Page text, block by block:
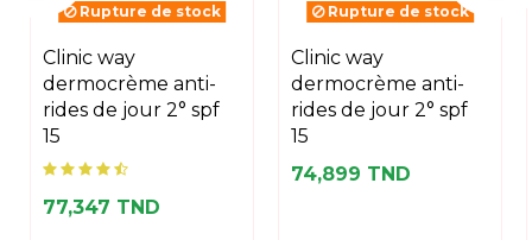
Rupture de stock
clinic way
dermocrème anti-
rides de jour 2° spf
15
77,347 TND
Rupture de stock
clinic way
dermocrème anti-
rides de jour 2° spf
15
74,899 TND